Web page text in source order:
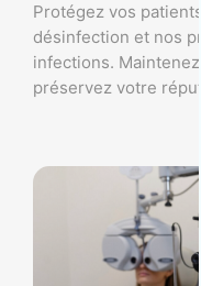
Protégez vos
désinfection et nos
infections.
préservez votre